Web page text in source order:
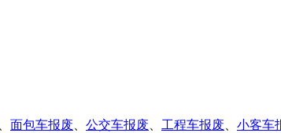
面包车报废 公交车报废 工程车报废 小客车